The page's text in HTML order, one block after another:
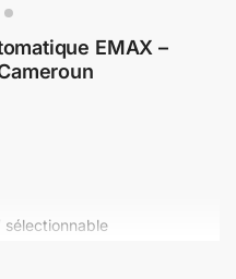
EMAX –
sélectionnable